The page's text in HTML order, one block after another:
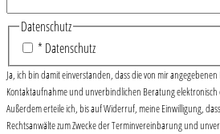
Datenschutz
* Datenschutz
Ja, ich bin damit einverstanden, dass die von mir angegebenen
Kontaktaufnahme und unverbindlichen Beratung
Außerdem erteile ich, bis auf Widerruf, meine Einwilligung,
Rechtsanwälte zum Zwecke der Terminvereinbarung und